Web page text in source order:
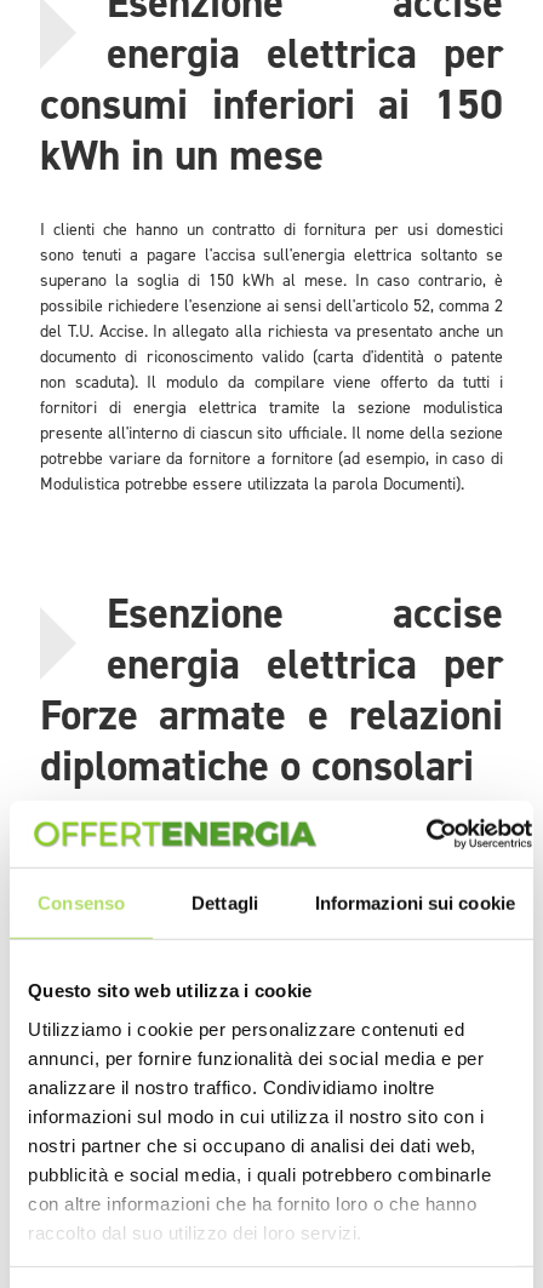
Consenso Dettagli Informazioni sui cookie
Questo sito web utilizza i cookie
Utilizziamo i cookie per personalizzare contenuti ed
annunci, per fornire funzionalità dei social media e per
analizzare il nostro traffico. Condividiamo inoltre
informazioni sul modo in cui utilizza il nostro sito con i
nostri partner che si occupano di analisi dei dati web,
pubblicità e social media, i quali potrebbero combinarle
con altre informazioni che ha fornito loro o che hanno
raccolto dal suo utilizzo dei loro servizi.
energia elettrica per
consumi inferiori ai 150
kWh in un mese
I clienti che hanno un contratto di fornitura per usi domestici
sono tenuti a pagare l'accisa sull'energia elettrica soltanto se
superano la soglia di 150 kWh al mese. In caso contrario, è
possibile richiedere l'esenzione ai sensi dell'articolo 52, comma 2
del T.U. Accise. In allegato alla richiesta va presentato anche un
documento di riconoscimento valido (carta d'identità o patente
non scaduta). Il modulo da compilare viene offerto da tutti i
fornitori di energia elettrica tramite la sezione modulistica
presente all'interno di ciascun sito ufficiale. Il nome della sezione
potrebbe variare da fornitore a fornitore (ad esempio, in caso di
Modulistica potrebbe essere utilizzata la parola Documenti).
Esenzione accise
energia elettrica per
Forze armate e relazioni
diplomatiche o consolari
Un altro caso in cui si può presentare richiesta al fornitore di
esenzione dal pagamento delle accise sull'energia elettrica è
quando la fornitura è a favore delle Forze armate, le quali
devono appartenere a uno Stato facente parte del trattato del
Nord Atlantico. Infine, l'esenzione è richiedibile per tutti i contratti
diplomatiche o consolari.
Redazione